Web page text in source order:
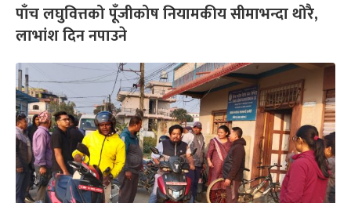
पाँच लघुवित्तको पूँजीकोष नियामकीय सीमाभन्दा थोरै,
लाभांश दिन नपाउने